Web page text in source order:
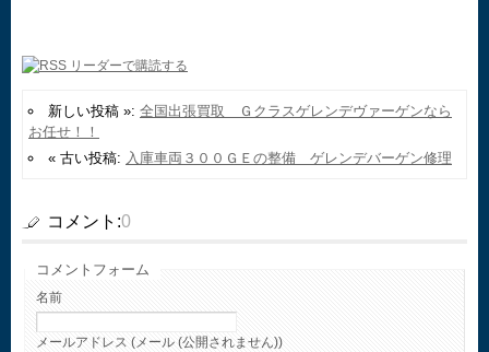
新しい投稿 »: 全国出張買取 Ｇクラスゲレンデヴァーゲンなら
お任せ！！
« 古い投稿: 入庫車両３００ＧＥの整備 ゲレンデバーゲン修理
コメント:0
コメントフォーム
名前
メールアドレス (メール (公開されません))